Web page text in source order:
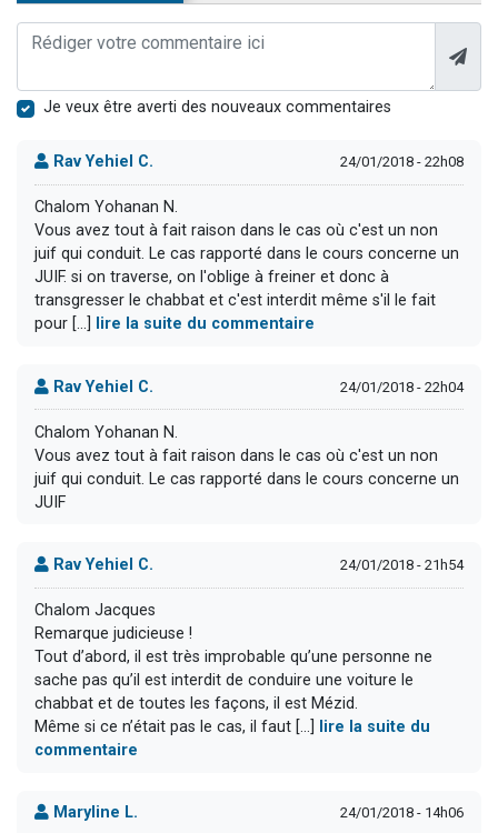
Je veux être averti des nouveaux commentaires
Rav Yehiel C. 24/01/2018 - 22h08
Chalom Yohanan N.
Vous avez tout à fait raison dans le cas où c'est un non
juif qui conduit. Le cas rapporté dans le cours concerne un
JUIF. si on traverse, on l'oblige à freiner et donc à
transgresser le chabbat et c'est interdit même s'il le fait
pour [...]
lire la suite du commentaire
Rav Yehiel C. 24/01/2018 - 22h04
Chalom Yohanan N.
Vous avez tout à fait raison dans le cas où c'est un non
juif qui conduit. Le cas rapporté dans le cours concerne un
JUIF
Rav Yehiel C. 24/01/2018 - 21h54
Chalom Jacques
Remarque judicieuse !
Tout d’abord, il est très improbable qu’une personne ne
sache pas qu’il est interdit de conduire une voiture le
chabbat et de toutes les façons, il est Mézid.
Même si ce n’était pas le cas, il faut [...]
lire la suite du
commentaire
Maryline L. 24/01/2018 - 14h06